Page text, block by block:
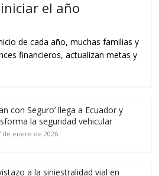
el año
de cada año, muchas familias y
financieros, actualizan metas y
con Seguro’ llega a Ecuador y
la seguridad vehicular
de enero de 2026
a la siniestralidad vial en